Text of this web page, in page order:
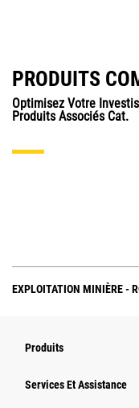
PRODUITS
Optimisez Votre
Produits Associés Cat.
EXPLOITATION MINIÈRE -
Produits
Services Et Assistance